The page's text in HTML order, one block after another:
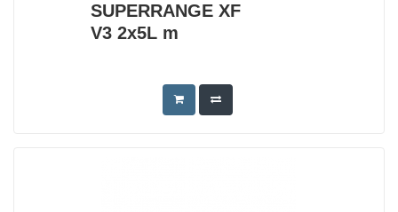
SUPERRANGE XF
V3 2x5L m